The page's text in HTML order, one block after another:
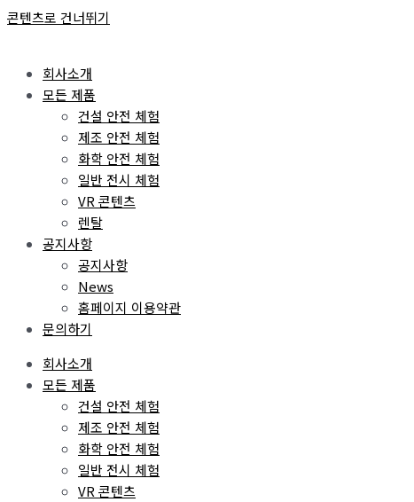
콘텐츠로 건너뛰기
회사소개
모든 제품
건설 안전 체험
제조 안전 체험
화학 안전 체험
일반 전시 체험
VR 콘텐츠
렌탈
공지사항
공지사항
News
홈페이지 이용약관
문의하기
회사소개
모든 제품
건설 안전 체험
제조 안전 체험
화학 안전 체험
일반 전시 체험
VR 콘텐츠